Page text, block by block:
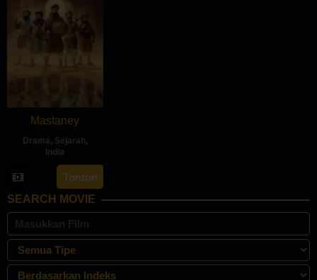
Mastaney
Drama, Sejarah,
India
25
Aug
2023
Sharan
Art
Tonton
SEARCH MOVIE